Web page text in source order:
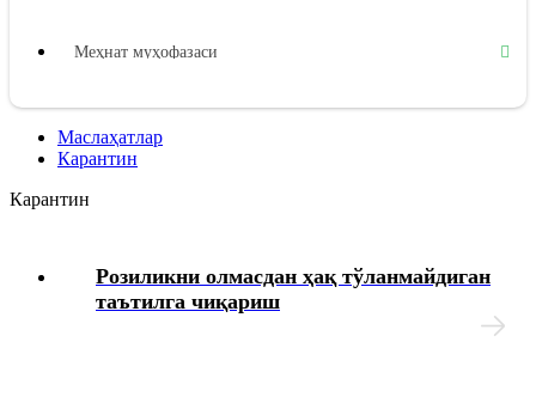
Меҳнат муҳофазаси
Ижтимоий таъминот
Ишга қабул қилиш
Маслаҳатлар
Карантин
Карантин
Розиликни олмасдан ҳақ тўланмайдиган
таътилга чиқариш